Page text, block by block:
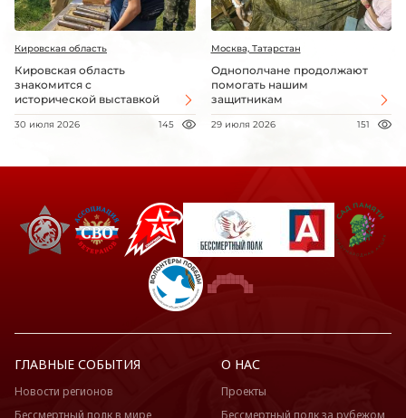
Кировская область
Кировская область
знакомится с
исторической выставкой
30 июля 2026 145
Москва, Татарстан
Однополчане продолжают
помогать нашим
защитникам
29 июля 2026 151
ГЛАВНЫЕ СОБЫТИЯ
Новости регионов
Бессмертный полк в мире
О НАС
Проекты
Бессмертный полк за рубежом